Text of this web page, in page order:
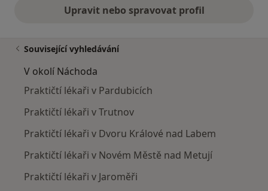
Upravit nebo spravovat profil
Související vyhledávání
V okolí Náchoda
Praktičtí lékaři v Pardubicích
Praktičtí lékaři v Trutnov
Praktičtí lékaři v Dvoru Králové nad Labem
Praktičtí lékaři v Novém Městě nad Metují
Praktičtí lékaři v Jaroměři